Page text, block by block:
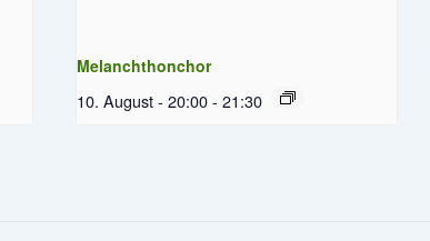
Melanchthonchor
10. August - 20:00 - 21:30